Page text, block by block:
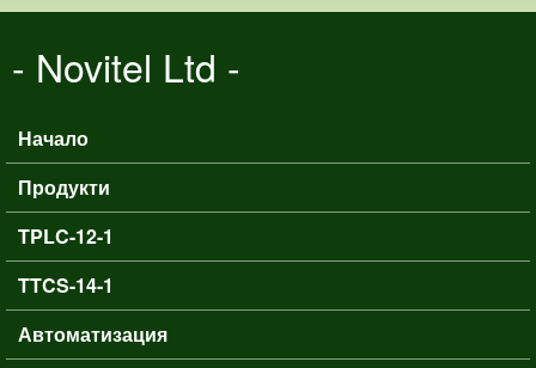
съдържание
- Novitel Ltd -
Основно меню
Начало
Продукти
TPLC-12-1
TTCS-14-1
Автоматизация